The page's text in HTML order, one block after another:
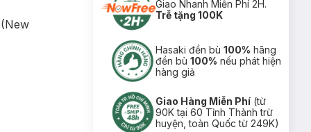
Giao Nhanh Miễn Phí 2H.
Trễ tặng 100K
Hasaki đền bù100% hãng
đền bù100% nếu phát hiện
hàng giả
Giao Hàng Miễn Phí (từ
90K tại 60 Tỉnh Thành trừ
huyện, toàn Quốc từ 249K)